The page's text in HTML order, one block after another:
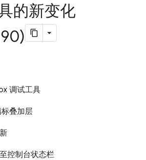
的新变化
调试工具
叠加层
控制台状态栏